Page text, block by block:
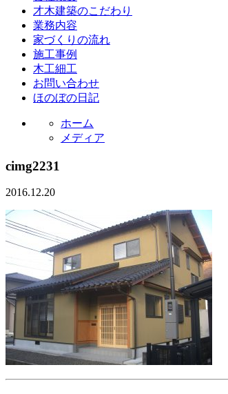
才木建築のこだわり
業務内容
家づくりの流れ
施工事例
木工細工
お問い合わせ
ほのぼの日記
ホーム
メディア
cimg2231
2016.12.20